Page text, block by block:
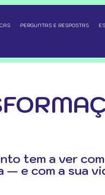
PERGUNTAS E RESPOSTAS
tem a ver
e com a sua